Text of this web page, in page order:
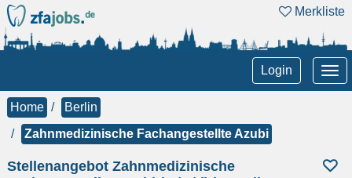
Merkliste
Login
Home
Berlin
Zahnmedizinische Fachangestellte Azubi
Stellenangebot Zahnmedizinische